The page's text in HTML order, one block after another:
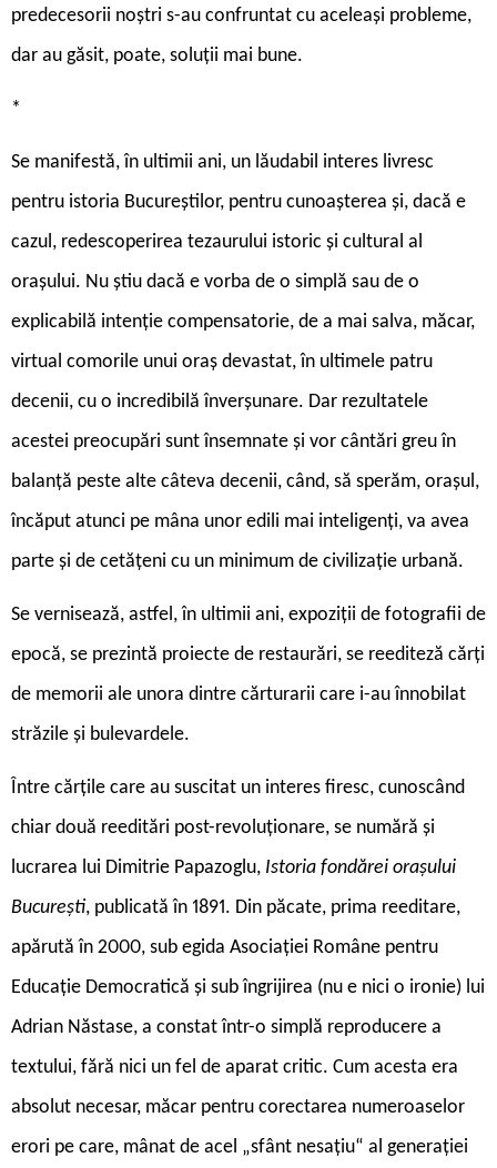
predecesorii noștri s-au confruntat cu aceleași probleme,
dar au găsit, poate, soluții mai bune.
*
Se manifestă, în ultimii ani, un lăudabil interes livresc
pentru istoria Bucureștilor, pentru cunoașterea și, dacă e
cazul, redescoperirea tezaurului istoric și cultural al
orașului. Nu știu dacă e vorba de o simplă sau de o
explicabilă intenție compensatorie, de a mai salva, măcar,
virtual comorile unui oraș devastat, în ultimele patru
decenii, cu o incredibilă înverșunare. Dar rezultatele
acestei preocupări sunt însemnate și vor cântări greu în
balanță peste alte câteva decenii, când, să sperăm, orașul,
încăput atunci pe mâna unor edili mai inteligenți, va avea
parte și de cetățeni cu un minimum de civilizație urbană.
Se vernisează, astfel, în ultimii ani, expoziții de fotografii de
epocă, se prezintă proiecte de restaurări, se reediteză cărți
de memorii ale unora dintre cărturarii care i-au înnobilat
străzile și bulevardele.
Între cărțile care au suscitat un interes firesc, cunoscând
chiar două reeditări post-revoluționare, se numără și
lucrarea lui Dimitrie Papazoglu, Istoria fondărei orașului
București, publicată în 1891. Din păcate, prima reeditare,
apărută în 2000, sub egida Asociației Române pentru
Educație Democratică și sub îngrijirea (nu e nici o ironie) lui
Adrian Năstase, a constat într-o simplă reproducere a
textului, fără nici un fel de aparat critic. Cum acesta era
absolut necesar, măcar pentru corectarea numeroaselor
erori pe care, mânat de acel „sfânt nesațiu“ al generației